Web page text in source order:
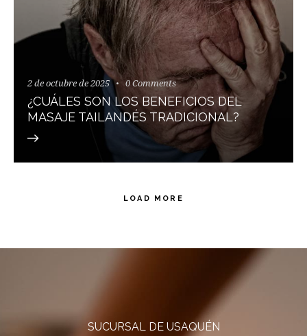
2 de octubre de 2025 0 Comments
¿CUÁLES SON LOS BENEFICIOS DEL
MASAJE TAILANDÉS TRADICIONAL?
LOAD MORE
SUCURSAL DE USAQUÉN